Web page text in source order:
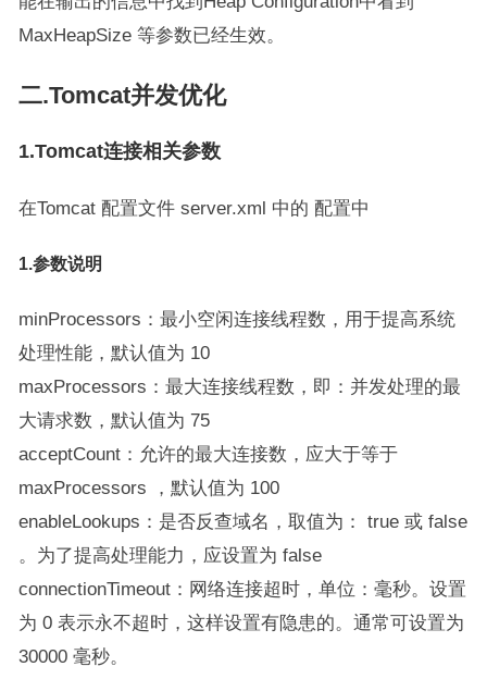
MaxHeapSize 等参数已经生效。
二.Tomcat并发优化
1.Tomcat连接相关参数
在Tomcat 配置文件 server.xml 中的 配置中
1.参数说明
minProcessors：最小空闲连接线程数，用于提高系统
处理性能，默认值为 10
maxProcessors：最大连接线程数，即：并发处理的最
大请求数，默认值为 75
acceptCount：允许的最大连接数，应大于等于
maxProcessors ，默认值为 100
enableLookups：是否反查域名，取值为： true 或 false
。为了提高处理能力，应设置为 false
connectionTimeout：网络连接超时，单位：毫秒。设置
为 0 表示永不超时，这样设置有隐患的。通常可设置为
30000 毫秒。